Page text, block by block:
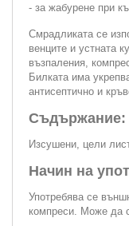
- за жабурене при
Смрадликата се
венците и устната
възпаления,
Билката има
антисептично и
Съдържание:
Изсушени, цели
Начин на
Употребява се
компреси. Може да